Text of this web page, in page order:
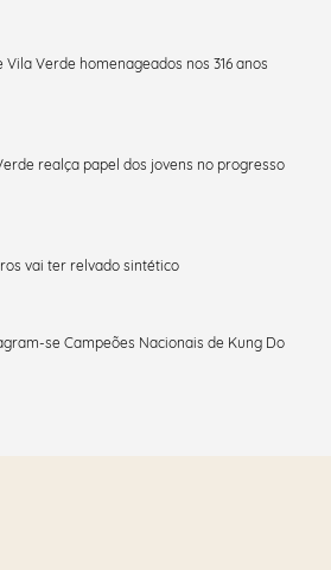
Verde homenageados nos 316 anos
realça papel dos jovens no progresso
vai ter relvado sintético
se Campeões Nacionais de Kung Do